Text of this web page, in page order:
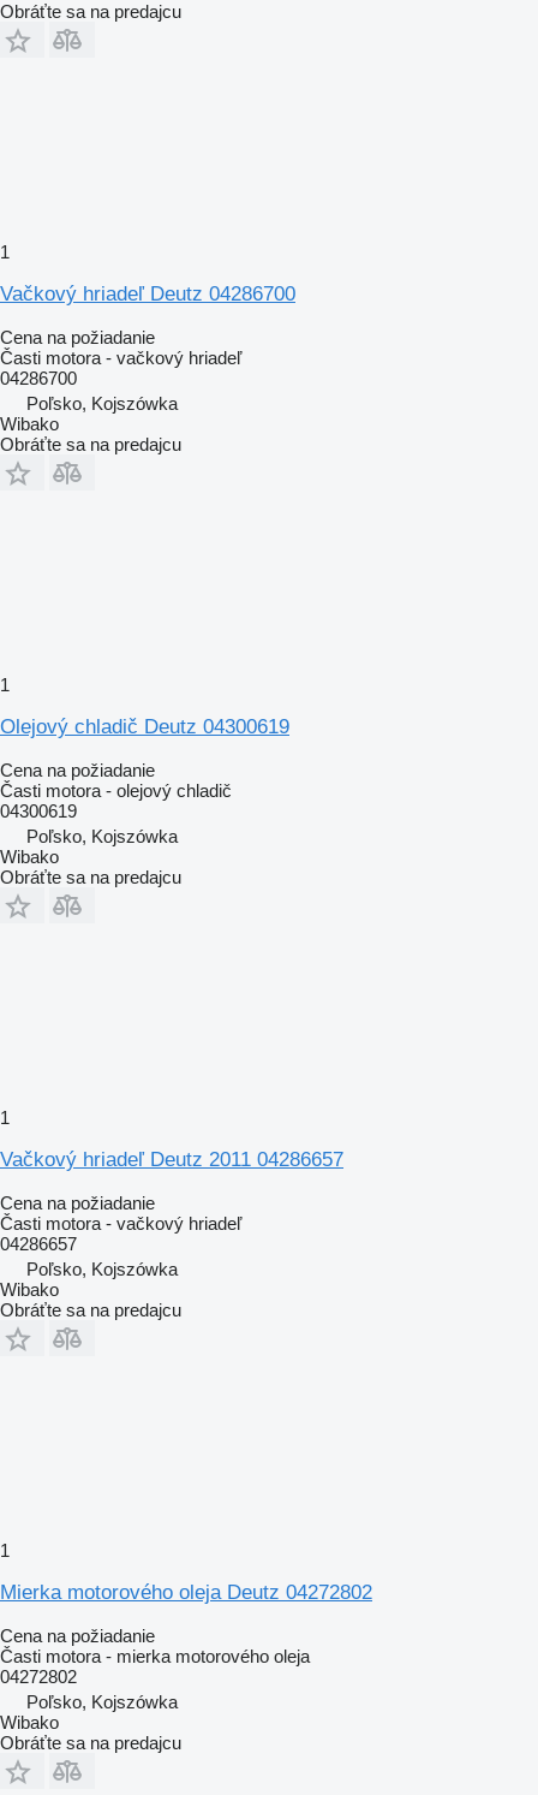
Obráťte sa na predajcu
1
Vačkový hriadeľ Deutz 04286700
Cena na požiadanie
Časti motora - vačkový hriadeľ
04286700
Poľsko, Kojszówka
Wibako
Obráťte sa na predajcu
1
Olejový chladič Deutz 04300619
Cena na požiadanie
Časti motora - olejový chladič
04300619
Poľsko, Kojszówka
Wibako
Obráťte sa na predajcu
1
Vačkový hriadeľ Deutz 2011 04286657
Cena na požiadanie
Časti motora - vačkový hriadeľ
04286657
Poľsko, Kojszówka
Wibako
Obráťte sa na predajcu
1
Mierka motorového oleja Deutz 04272802
Cena na požiadanie
Časti motora - mierka motorového oleja
04272802
Poľsko, Kojszówka
Wibako
Obráťte sa na predajcu